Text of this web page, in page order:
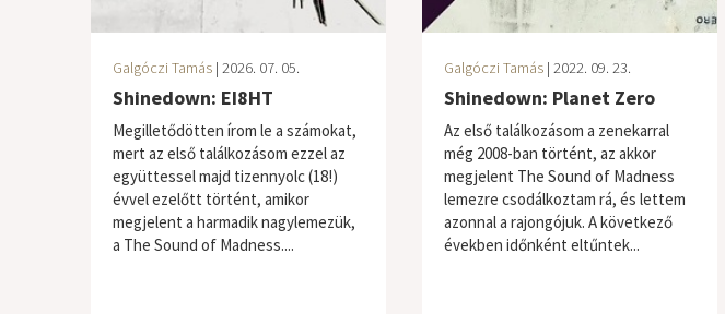
Galgóczi Tamás| 2026. 07. 05.
Shinedown: EI8HT
Megilletődötten írom le a számokat,
mert az első találkozásom ezzel az
együttessel majd tizennyolc (18!)
évvel ezelőtt történt, amikor
megjelent a harmadik nagylemezük,
a The Sound of Madness....
Galgóczi Tamás| 2022. 09. 23.
Shinedown: Planet Zero
Az első találkozásom a zenekarral
még 2008-ban történt, az akkor
megjelent The Sound of Madness
lemezre csodálkoztam rá, és lettem
azonnal a rajongójuk. A következő
években időnként eltűntek...